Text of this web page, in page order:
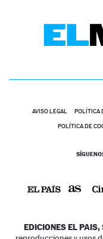
AVISO LEGAL POLÍTICA
POLÍTICA DE
EDICIONES EL PAIS,